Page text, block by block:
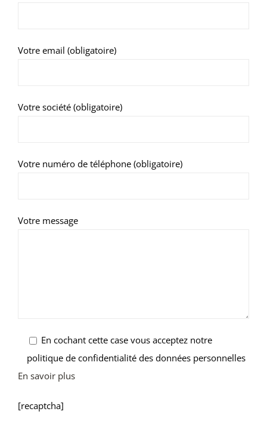
Votre email (obligatoire)
Votre société (obligatoire)
Votre numéro de téléphone (obligatoire)
Votre message
En cochant cette case vous acceptez notre
politique de confidentialité des données personnelles
En savoir plus
[recaptcha]